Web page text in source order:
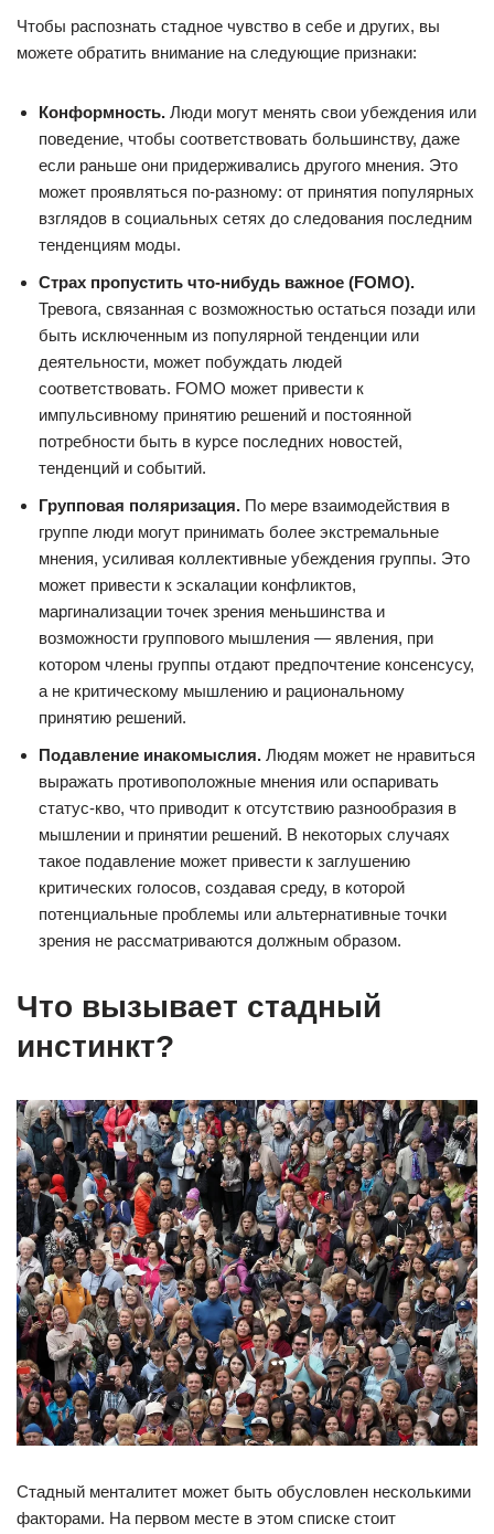
Чтобы распознать стадное чувство в себе и других, вы
можете обратить внимание на следующие признаки:
Конформность. Люди могут менять свои убеждения или
поведение, чтобы соответствовать большинству, даже
если раньше они придерживались другого мнения. Это
может проявляться по-разному: от принятия популярных
взглядов в социальных сетях до следования последним
тенденциям моды.
Страх пропустить что-нибудь важное (FOMO).
Тревога, связанная с возможностью остаться позади или
быть исключенным из популярной тенденции или
деятельности, может побуждать людей
соответствовать. FOMO может привести к
импульсивному принятию решений и постоянной
потребности быть в курсе последних новостей,
тенденций и событий.
Групповая поляризация. По мере взаимодействия в
группе люди могут принимать более экстремальные
мнения, усиливая коллективные убеждения группы. Это
может привести к эскалации конфликтов,
маргинализации точек зрения меньшинства и
возможности группового мышления — явления, при
котором члены группы отдают предпочтение консенсусу,
а не критическому мышлению и рациональному
принятию решений.
Подавление инакомыслия. Людям может не нравиться
выражать противоположные мнения или оспаривать
статус-кво, что приводит к отсутствию разнообразия в
мышлении и принятии решений. В некоторых случаях
такое подавление может привести к заглушению
критических голосов, создавая среду, в которой
потенциальные проблемы или альтернативные точки
зрения не рассматриваются должным образом.
Что вызывает стадный
инстинкт?
Стадный менталитет может быть обусловлен несколькими
факторами. На первом месте в этом списке стоит